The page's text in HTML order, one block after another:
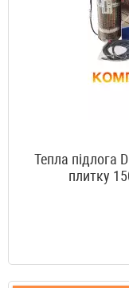
Тепла підлога
плитку